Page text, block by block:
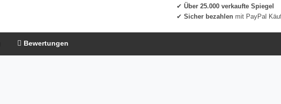
✔ Über 25.000 verkaufte Spiegel
✔ Sicher bezahlen mit PayPal
Bewertungen